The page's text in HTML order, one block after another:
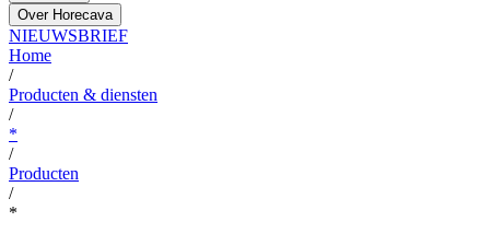
Over Horecava
NIEUWSBRIEF
Home
/
Producten & diensten
/
*
/
Producten
/
*